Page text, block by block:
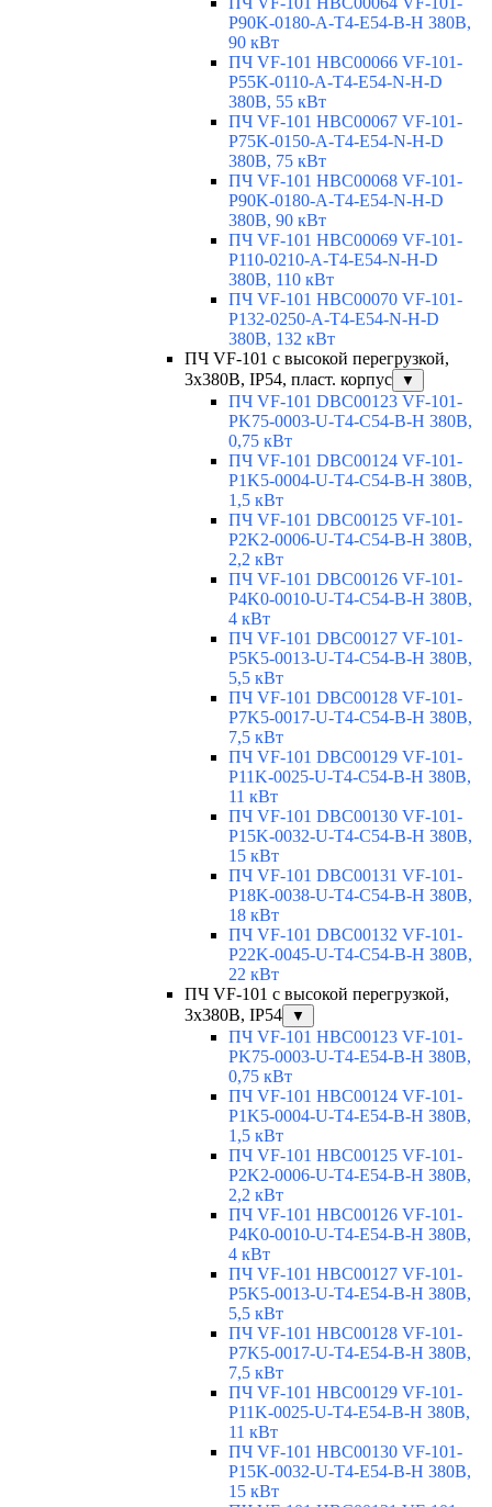
P90K-0180-A-T4-E54-B-H 380В,
90 кВт
ПЧ VF-101 HBC00066 VF-101-
P55K-0110-A-T4-E54-N-H-D
380В, 55 кВт
ПЧ VF-101 HBC00067 VF-101-
P75K-0150-A-T4-E54-N-H-D
380В, 75 кВт
ПЧ VF-101 HBC00068 VF-101-
P90K-0180-A-T4-E54-N-H-D
380В, 90 кВт
ПЧ VF-101 HBC00069 VF-101-
P110-0210-A-T4-E54-N-H-D
380В, 110 кВт
ПЧ VF-101 HBC00070 VF-101-
P132-0250-A-T4-E54-N-H-D
380В, 132 кВт
ПЧ VF-101 с высокой перегрузкой,
3х380В, IP54, пласт. корпус
▼
ПЧ VF-101 DBC00123 VF-101-
PK75-0003-U-T4-C54-B-H 380В,
0,75 кВт
ПЧ VF-101 DBC00124 VF-101-
P1K5-0004-U-T4-C54-B-H 380В,
1,5 кВт
ПЧ VF-101 DBC00125 VF-101-
P2K2-0006-U-T4-C54-B-H 380В,
2,2 кВт
ПЧ VF-101 DBC00126 VF-101-
P4K0-0010-U-T4-C54-B-H 380В,
4 кВт
ПЧ VF-101 DBC00127 VF-101-
P5K5-0013-U-T4-C54-B-H 380В,
5,5 кВт
ПЧ VF-101 DBC00128 VF-101-
P7K5-0017-U-T4-C54-B-H 380В,
7,5 кВт
ПЧ VF-101 DBC00129 VF-101-
P11K-0025-U-T4-C54-B-H 380В,
11 кВт
ПЧ VF-101 DBC00130 VF-101-
P15K-0032-U-T4-C54-B-H 380В,
15 кВт
ПЧ VF-101 DBC00131 VF-101-
P18K-0038-U-T4-C54-B-H 380В,
18 кВт
ПЧ VF-101 DBC00132 VF-101-
P22K-0045-U-T4-C54-B-H 380В,
22 кВт
ПЧ VF-101 с высокой перегрузкой,
3х380В, IP54
▼
ПЧ VF-101 HBC00123 VF-101-
PK75-0003-U-T4-E54-B-H 380В,
0,75 кВт
ПЧ VF-101 HBC00124 VF-101-
P1K5-0004-U-T4-E54-B-H 380В,
1,5 кВт
ПЧ VF-101 HBC00125 VF-101-
P2K2-0006-U-T4-E54-B-H 380В,
2,2 кВт
ПЧ VF-101 HBC00126 VF-101-
P4K0-0010-U-T4-E54-B-H 380В,
4 кВт
ПЧ VF-101 HBC00127 VF-101-
P5K5-0013-U-T4-E54-B-H 380В,
5,5 кВт
ПЧ VF-101 HBC00128 VF-101-
P7K5-0017-U-T4-E54-B-H 380В,
7,5 кВт
ПЧ VF-101 HBC00129 VF-101-
P11K-0025-U-T4-E54-B-H 380В,
11 кВт
ПЧ VF-101 HBC00130 VF-101-
P15K-0032-U-T4-E54-B-H 380В,
15 кВт